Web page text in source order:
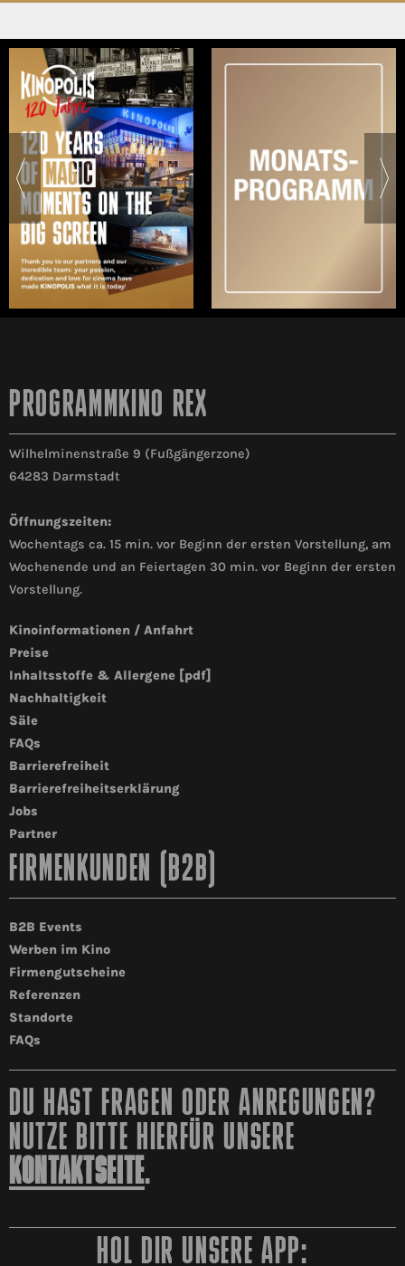
PROGRAMMKINO REX
Wilhelminenstraße 9 (Fußgängerzone)
64283 Darmstadt
Öffnungszeiten:
Wochentags ca. 15 min. vor Beginn der ersten Vorstellung, am
Wochenende und an Feiertagen 30 min. vor Beginn der ersten
Vorstellung.
Kinoinformationen / Anfahrt
Preise
Inhaltsstoffe & Allergene [pdf]
Nachhaltigkeit
Säle
FAQs
Barrierefreiheit
Barrierefreiheitserklärung
Jobs
Partner
FIRMENKUNDEN (B2B)
B2B Events
Werben im Kino
Firmengutscheine
Referenzen
Standorte
FAQs
DU HAST FRAGEN ODER ANREGUNGEN?
NUTZE BITTE HIERFÜR UNSERE
KONTAKTSEITE.
HOL DIR UNSERE APP: